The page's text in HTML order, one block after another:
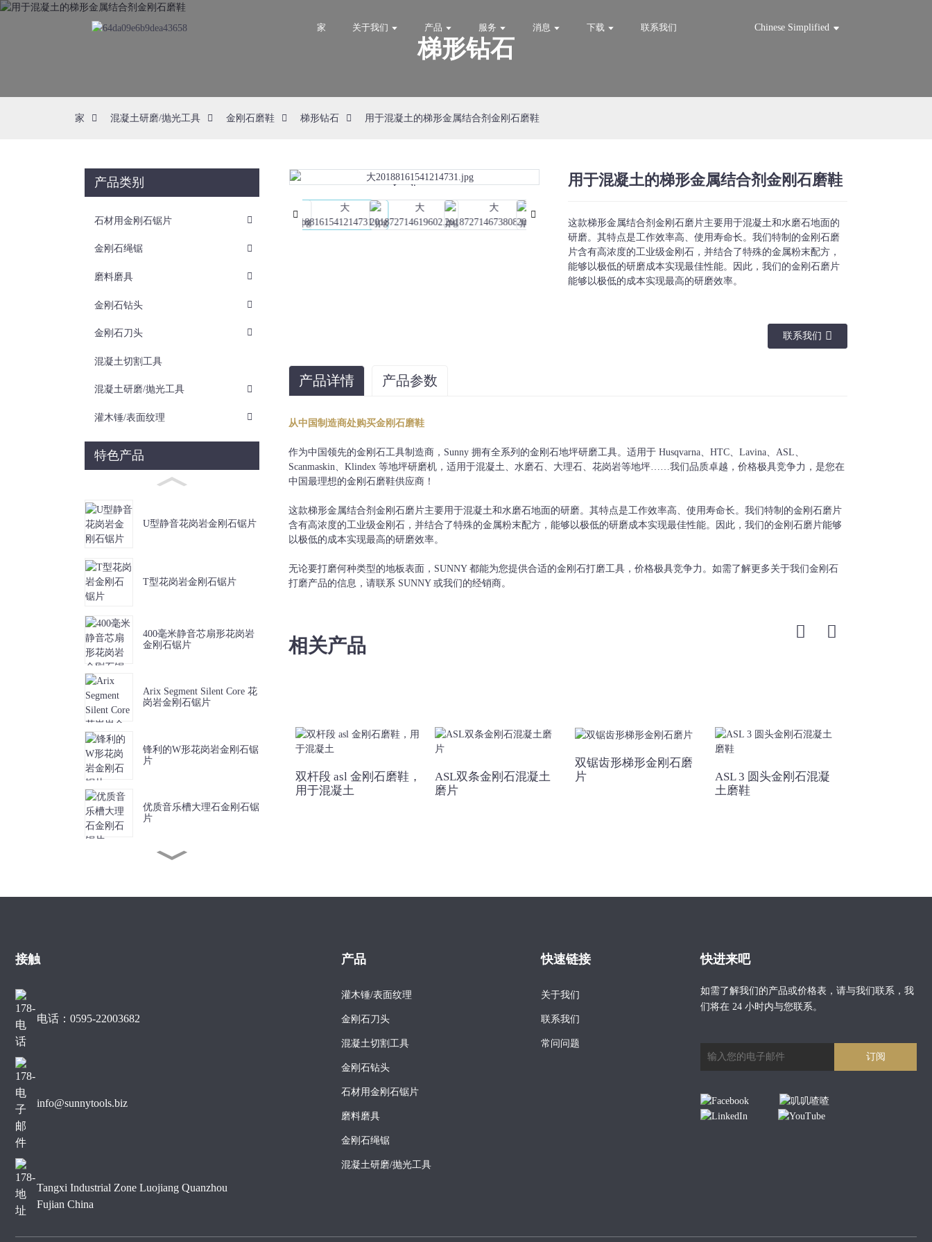
家 关于我们 产品 服务 消息 下载 联系我们 Chinese Simplified
梯形钻石
家 混凝土研磨/抛光工具 金刚石磨鞋 梯形钻石 用于混凝土的梯形金属结合剂金刚石磨鞋
产品类别
石材用金刚石锯片
金刚石绳锯
磨料磨具
金刚石钻头
金刚石刀头
混凝土切割工具
混凝土研磨/抛光工具
灌木锤/表面纹理
特色产品
U型静音花岗岩金刚石锯片
T型花岗岩金刚石锯片
400毫米静音芯扇形花岗岩
金刚石锯片
Arix Segment Silent Core 花
岗岩金刚石锯片
锋利的W形花岗岩金刚石锯
片
优质音乐槽大理石金刚石锯
片
Loading...
Loading... Loading...
Loading... Loading...
Loading...
用于混凝土的梯形金属结合剂金刚石磨鞋
这款梯形金属结合剂金刚石磨片主要用于混凝土和水磨石地面的
研磨。其特点是工作效率高、使用寿命长。我们特制的金刚石磨
片含有高浓度的工业级金刚石，并结合了特殊的金属粉末配方，
能够以极低的研磨成本实现最佳性能。因此，我们的金刚石磨片
能够以极低的成本实现最高的研磨效率。
联系我们
产品详情 产品参数
从中国制造商处购买金刚石磨鞋
作为中国领先的金刚石工具制造商，Sunny 拥有全系列的金刚石地坪研磨工具。适用于 Husqvarna、HTC、Lavina、ASL、
Scanmaskin、Klindex 等地坪研磨机，适用于混凝土、水磨石、大理石、花岗岩等地坪……我们品质卓越，价格极具竞争力，是您在
中国最理想的金刚石磨鞋供应商！
这款梯形金属结合剂金刚石磨片主要用于混凝土和水磨石地面的研磨。其特点是工作效率高、使用寿命长。我们特制的金刚石磨片
含有高浓度的工业级金刚石，并结合了特殊的金属粉末配方，能够以极低的研磨成本实现最佳性能。因此，我们的金刚石磨片能够
以极低的成本实现最高的研磨效率。
无论要打磨何种类型的地板表面，SUNNY 都能为您提供合适的金刚石打磨工具，价格极具竞争力。如需了解更多关于我们金刚石
打磨产品的信息，请联系 SUNNY 或我们的经销商。
6#、10#、16#、24#、36#、60#、80#、120#、
220#等。
超硬
相关产品
双杆段 asl 金刚石磨鞋，
用于混凝土
ASL双条金刚石混凝土
磨片
双锯齿形梯形金刚石磨
片
ASL 3 圆头金刚石混凝
土磨鞋
接触
电话：0595-22003682
info@sunnytools.biz
Tangxi Industrial Zone Luojiang Quanzhou
Fujian China
产品
灌木锤/表面纹理
金刚石刀头
混凝土切割工具
金刚石钻头
石材用金刚石锯片
磨料磨具
金刚石绳锯
混凝土研磨/抛光工具
快速链接
关于我们
联系我们
常问问题
快进来吧
如需了解我们的产品或价格表，请与我们联系，我
们将在 24 小时内与您联系。
订阅